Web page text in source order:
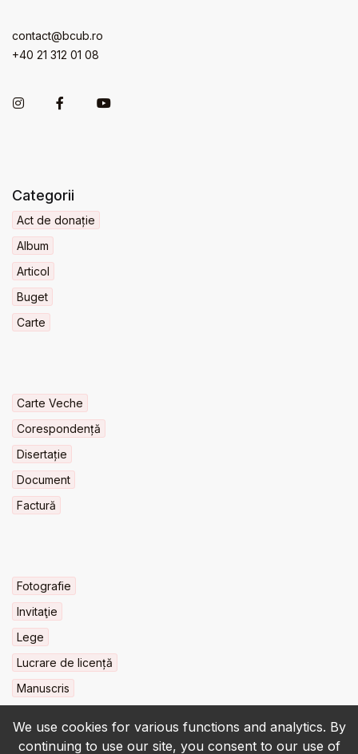
We use cookies for various functions and analytics. By
continuing to use our site, you consent to our use of
contact@bcub.ro
+40 21 312 01 08
Categorii
Act de donație
Album
Articol
Buget
Carte
Carte Veche
Corespondență
Disertație
Document
Factură
Fotografie
Invitaţie
Lege
Lucrare de licență
Manuscris